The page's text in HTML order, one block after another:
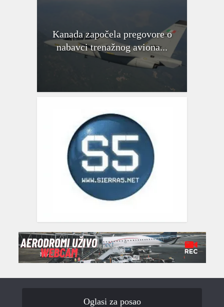
Kanada započela pregovore o
nabavci trenažnog aviona...
Oglasi za posao